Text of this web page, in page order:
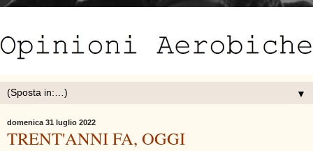
▼
domenica 31 luglio 2022
TRENT'ANNI FA, OGGI